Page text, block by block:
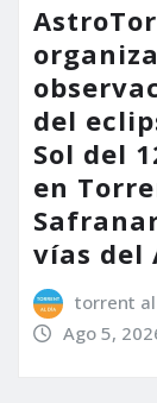
del
Sol del
en
vías del
torrent
Ago 5,